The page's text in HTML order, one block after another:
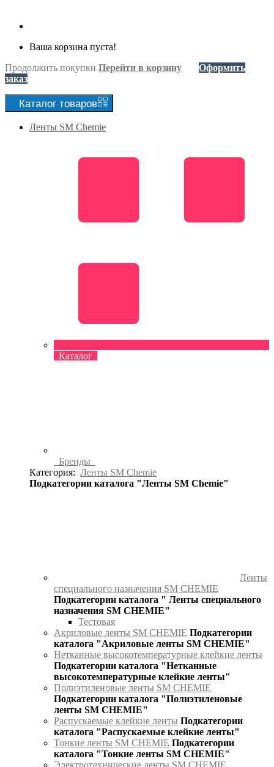
Ваша корзина пуста!
Продолжить покупки Перейти в корзину
Оформить
заказ
Каталог товаров
Ленты SM Chemie
Каталог
Бренды
Категория: Ленты SM Chemie
Подкатегории каталога "Ленты SM Chemie"
Ленты
специального назначения SM CHEMIE
Подкатегории каталога " Ленты специального
назначения SM CHEMIE"
Тестовая
Акриловые ленты SM CHEMIE Подкатегории
каталога "Акриловые ленты SM CHEMIE"
Нетканные высокотемпературные клейкие ленты
Подкатегории каталога "Нетканные
высокотемпературные клейкие ленты"
Полиэтиленовые ленты SM CHEMIE
Подкатегории каталога "Полиэтиленовые
ленты SM CHEMIE"
Распускаемые клейкие ленты Подкатегории
каталога "Распускаемые клейкие ленты"
Тонкие ленты SM CHEMIE Подкатегории
каталога "Тонкие ленты SM CHEMIE"
Электротехнические ленты SM CHEMIE